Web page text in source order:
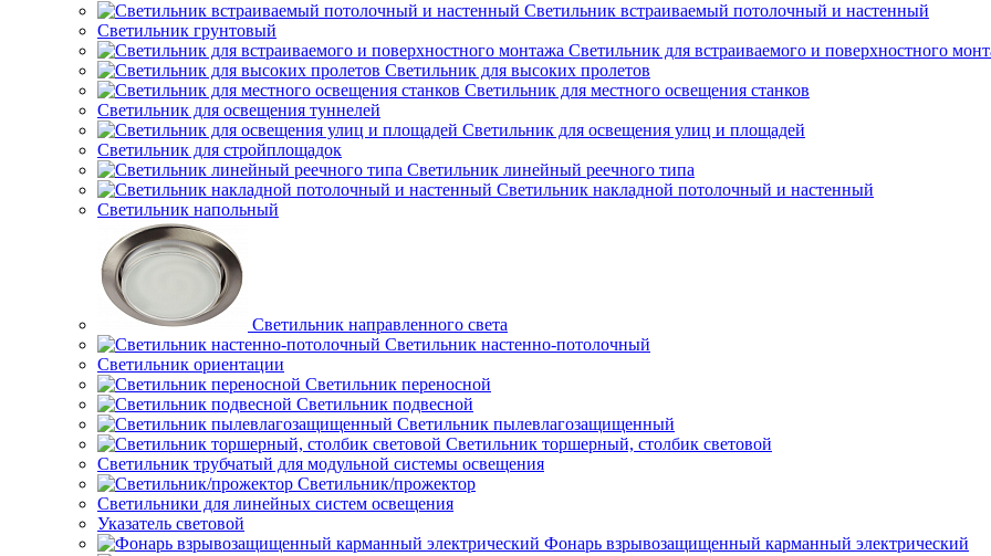
Светильник встраиваемый потолочный и настенный
Светильник грунтовый
Светильник для встраиваемого и поверхностного
Светильник для высоких пролетов
Светильник для местного освещения станков
Светильник для освещения туннелей
Светильник для освещения улиц и площадей
Светильник для стройплощадок
Светильник линейный реечного типа
Светильник накладной потолочный и настенный
Светильник напольный
Светильник направленного света
Светильник настенно-потолочный
Светильник ориентации
Светильник переносной
Светильник подвесной
Светильник пылевлагозащищенный
Светильник торшерный, столбик световой
Светильник трубчатый для модульной системы освещения
Светильник/прожектор
Светильники для линейных систем освещения
Указатель световой
Фонарь взрывозащищенный карманный электрический